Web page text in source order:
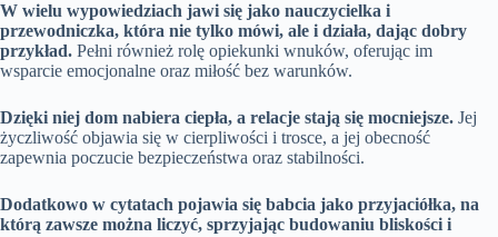
W wielu wypowiedziach jawi się jako nauczycielka i
przewodniczka, która nie tylko mówi, ale i działa, dając dobry
przykład. Pełni również rolę opiekunki wnuków, oferując im
wsparcie emocjonalne oraz miłość bez warunków.
Dzięki niej dom nabiera ciepła, a relacje stają się mocniejsze. Jej
życzliwość objawia się w cierpliwości i trosce, a jej obecność
zapewnia poczucie bezpieczeństwa oraz stabilności.
Dodatkowo w cytatach pojawia się babcia jako przyjaciółka, na
którą zawsze można liczyć, sprzyjając budowaniu bliskości i